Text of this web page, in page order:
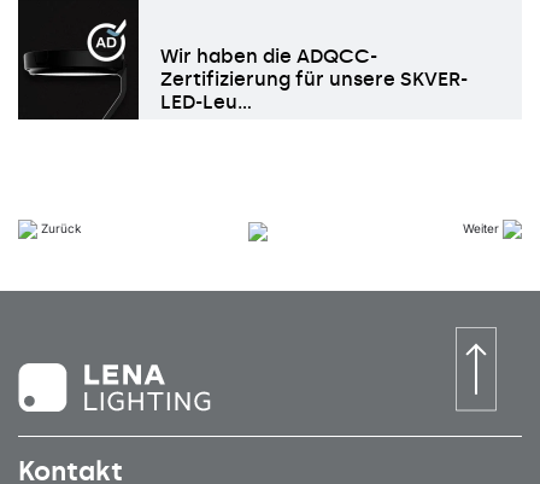
Wir haben die ADQCC-
Zertifizierung für unsere SKVER-
LED-Leu…
Zurück Weiter
Kontakt